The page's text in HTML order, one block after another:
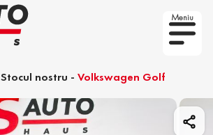
Meniu
Stocul nostru - Volkswagen Golf